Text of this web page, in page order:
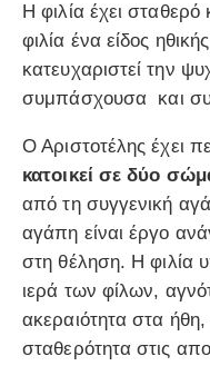
Η φιλία έχει
φιλία ένα είδος
κατευχαριστεί την
συμπάσχουσα και
Ο Αριστοτέλης έχει
κατοικεί σε δύο
από τη συγγενική
αγάπη είναι έργο
στη θέληση. Η φιλία
ιερά των φίλων,
ακεραιότητα στα
σταθερότητα στις